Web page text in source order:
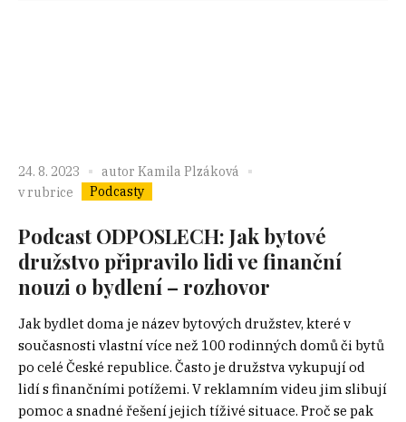
24. 8. 2023 autor Kamila Plzáková
v rubrice
Podcasty
Podcast ODPOSLECH: Jak bytové
družstvo připravilo lidi ve finanční
nouzi o bydlení – rozhovor
Jak bydlet doma je název bytových družstev, které v
současnosti vlastní více než 100 rodinných domů či bytů
po celé České republice. Často je družstva vykupují od
lidí s finančními potížemi. V reklamním videu jim slibují
pomoc a snadné řešení jejich tíživé situace. Proč se pak